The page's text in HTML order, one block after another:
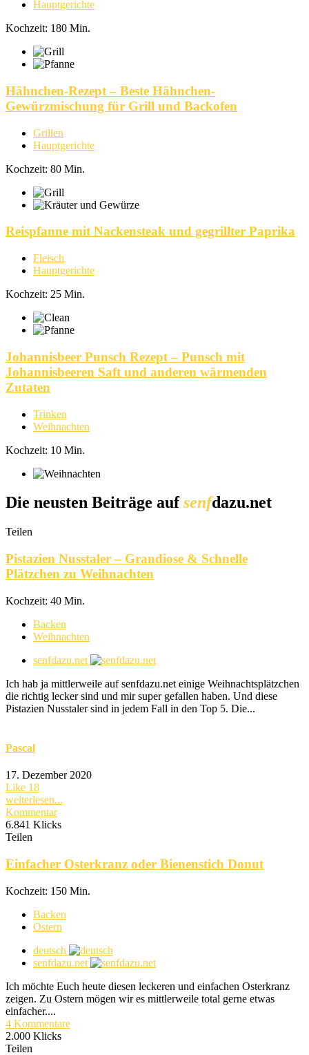
Hauptgerichte
Kochzeit: 180 Min.
Hähnchen-Rezept – Beste Hähnchen-
Gewürzmischung für Grill und Backofen
Grillen
Hauptgerichte
Kochzeit: 80 Min.
Reispfanne mit Nackensteak und gegrillter Paprika
Fleisch
Hauptgerichte
Kochzeit: 25 Min.
Johannisbeer Punsch Rezept – Punsch mit
Johannisbeeren Saft und anderen wärmenden
Zutaten
Trinken
Weihnachten
Kochzeit: 10 Min.
Die neusten Beiträge aufsenfdazu.net
Teilen
Pistazien Nusstaler – Grandiose & Schnelle
Plätzchen zu Weihnachten
Kochzeit: 40 Min.
Backen
Weihnachten
senfdazu.net
Ich hab ja mittlerweile auf senfdazu.net einige Weihnachtsplätzchen
die richtig lecker sind und mir super gefallen haben. Und diese
Pistazien Nusstaler sind in jedem Fall in den Top 5. Die...
Pascal
17. Dezember 2020
Like 18
weiterlesen...
Kommentar
6.841 Klicks
Teilen
Einfacher Osterkranz oder Bienenstich Donut
Kochzeit: 150 Min.
Backen
Ostern
deutsch
senfdazu.net
Ich möchte Euch heute diesen leckeren und einfachen Osterkranz
zeigen. Zu Ostern mögen wir es mittlerweile total gerne etwas
einfacher....
4 Kommentare
2.000 Klicks
Teilen